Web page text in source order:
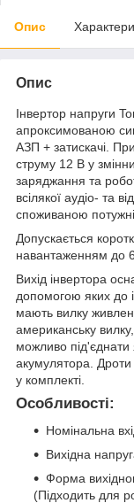
Опис
Опис
Інвертор напруги
апроксимованою
АЗП + затискачі.
струму 12 В у
заряджання та
всілякої аудіо- та
споживаною
Допускається
навантаженням до 6
Вихід інвертора
допомогою яких до
мають вилку
американську
можливо під'єднати
акумулятора.
у комплекті.
Особливості:
Номінальна
Вихідна
Форма
(Підходить для